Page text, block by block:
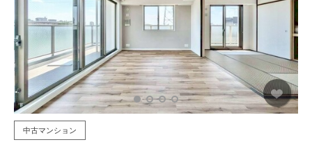
中古マンション